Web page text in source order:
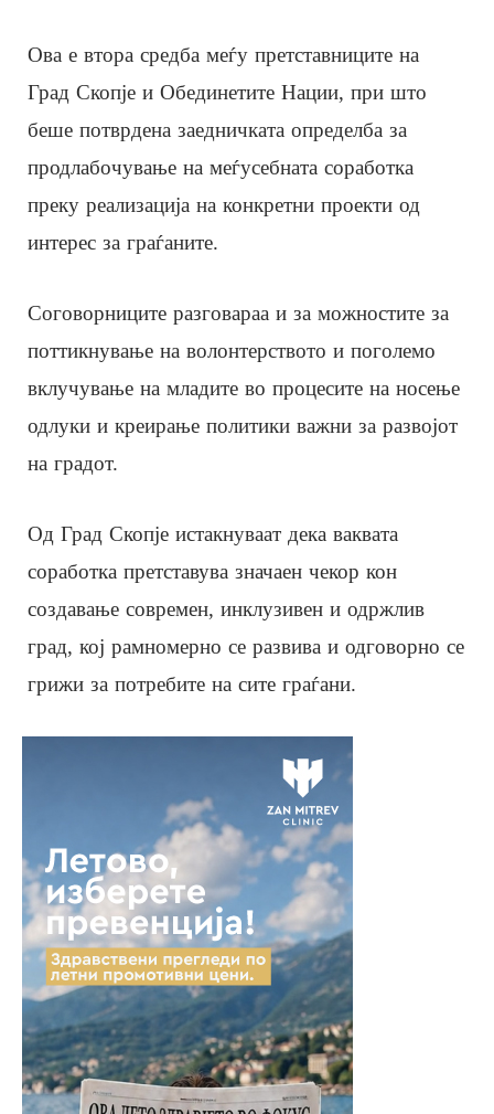
Ова е втора средба меѓу претставниците на
Град Скопје и Обединетите Нации, при што
беше потврдена заедничката определба за
продлабочување на меѓусебната соработка
преку реализација на конкретни проекти од
интерес за граѓаните.
Соговорниците разговараа и за можностите за
поттикнување на волонтерството и поголемо
вклучување на младите во процесите на носење
одлуки и креирање политики важни за развојот
на градот.
Од Град Скопје истакнуваат дека ваквата
соработка претставува значаен чекор кон
создавање современ, инклузивен и одржлив
град, кој рамномерно се развива и одговорно се
грижи за потребите на сите граѓани.